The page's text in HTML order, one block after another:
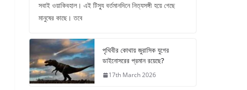
সবাই ওয়াকিবহাল। এই টিস্যু বর্তমানদিনে নিত্যসঙ্গী হয়ে গেছে
মানুষের কাছে। তবে
পৃথিবীর কোথায় জুরাসিক যুগের
ডাইনোসরের প্রমান রয়েছে?
17th March 2026